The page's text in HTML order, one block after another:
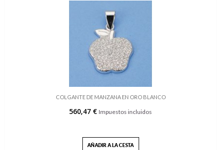
COLGANTE DE MANZANA EN ORO BLANCO
560,47 € Impuestos incluidos
AÑADIR A LA CESTA